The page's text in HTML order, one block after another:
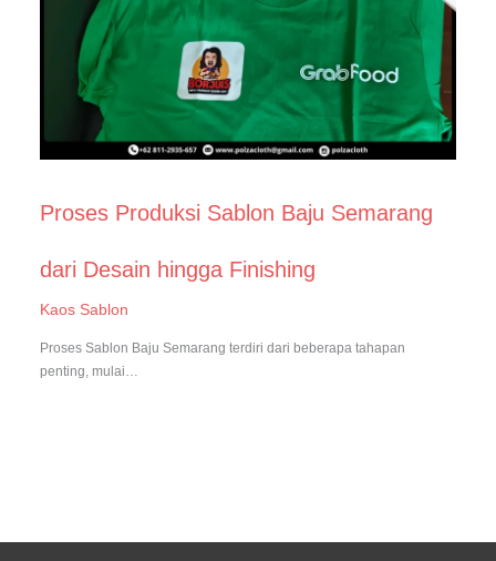
Proses Produksi Sablon Baju Semarang
dari Desain hingga Finishing
Kaos Sablon
Proses Sablon Baju Semarang terdiri dari beberapa tahapan
penting, mulai…